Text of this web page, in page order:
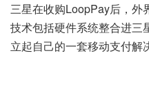
三星在收购LoopPay后，外
技术包括硬件系统整合进三
立起自己的一套移动支付解